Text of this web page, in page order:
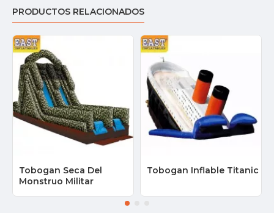
PRODUCTOS RELACIONADOS
Tobogan Seca Del
Monstruo Militar
Tobogan Inflable Titanic